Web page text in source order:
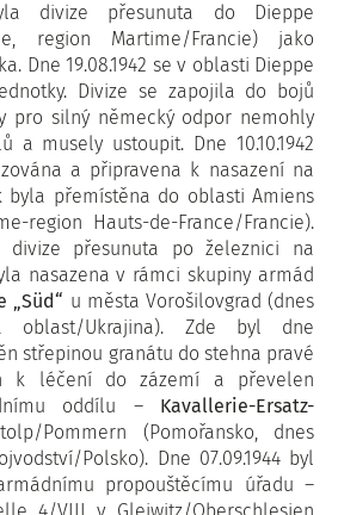
divize přesunuta do Dieppe
region Martime/Francie) jako
Dne 19.08.1942 se v oblasti Dieppe
Divize se zapojila do bojů
pro silný německý odpor nemohly
a musely ustoupit. Dne 10.10.1942
a připravena k nasazení na
byla přemístěna do oblasti Amiens
region Hauts-de-France/Francie).
divize přesunuta po železnici na
nasazena v rámci skupiny armád
„Süd“ u města Vorošilovgrad (dnes
oblast/Ukrajina). Zde byl dne
střepinou granátu do stehna pravé
k léčení do zázemí a převelen
oddílu – Kavallerie-Ersatz-
Pommern (Pomořansko, dnes
Polsko). Dne 07.09.1944 byl
propouštěcímu úřadu –